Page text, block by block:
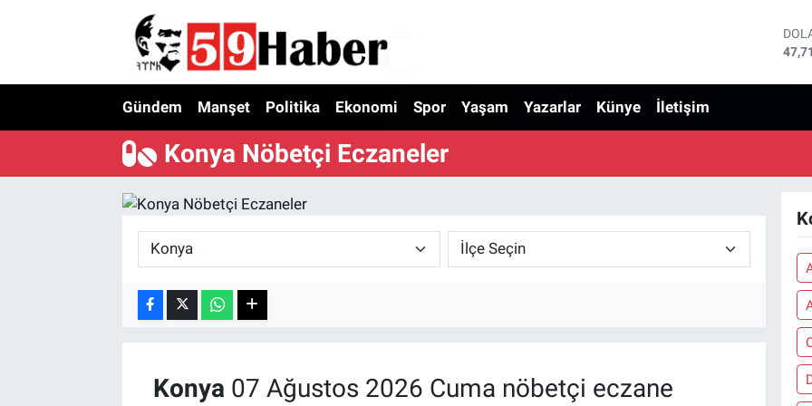
Gündem Manşet Politika Ekonomi Spor Yaşam Yazarlar Künye İletişim
Konya Nöbetçi Eczaneler
Konya 07 Ağustos 2026 Cuma nöbetçi eczane